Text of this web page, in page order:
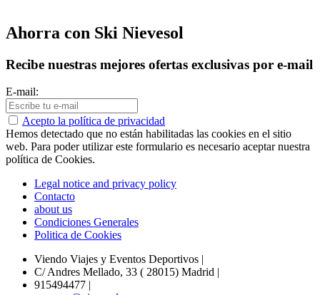
Ahorra con Ski Nievesol
Recibe nuestras mejores ofertas exclusivas por e-mail
E-mail:
Acepto la política de privacidad
Hemos detectado que no están habilitadas las cookies en el sitio
web. Para poder utilizar este formulario es necesario aceptar nuestra
política de Cookies.
Legal notice and privacy policy
Contacto
about us
Condiciones Generales
Politica de Cookies
Viendo Viajes y Eventos Deportivos
C/ Andres Mellado, 33 ( 28015) Madrid
915494477